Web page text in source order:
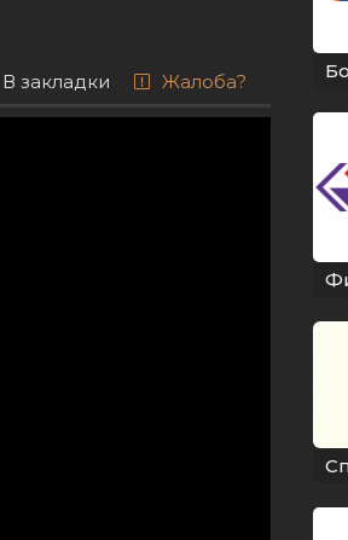
В закладки Жалоба?